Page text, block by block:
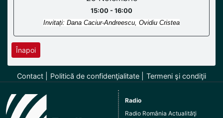
15:00 - 16:00
Invitați: Dana Caciur-Andreescu, Ovidiu Cristea
Înapoi
Contact Politică de confidenţialitate Termeni şi condiţii
Radio
Radio România Actualităţi